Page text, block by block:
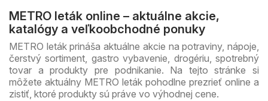
METRO leták online – aktuálne akcie,
katalógy a veľkoobchodné ponuky
METRO leták prináša aktuálne akcie na potraviny, nápoje,
čerstvý sortiment, gastro vybavenie, drogériu, spotrebný
tovar a produkty pre podnikanie. Na tejto stránke si
môžete aktuálny METRO leták pohodlne prezrieť online a
zistiť, ktoré produkty sú práve vo výhodnej cene.